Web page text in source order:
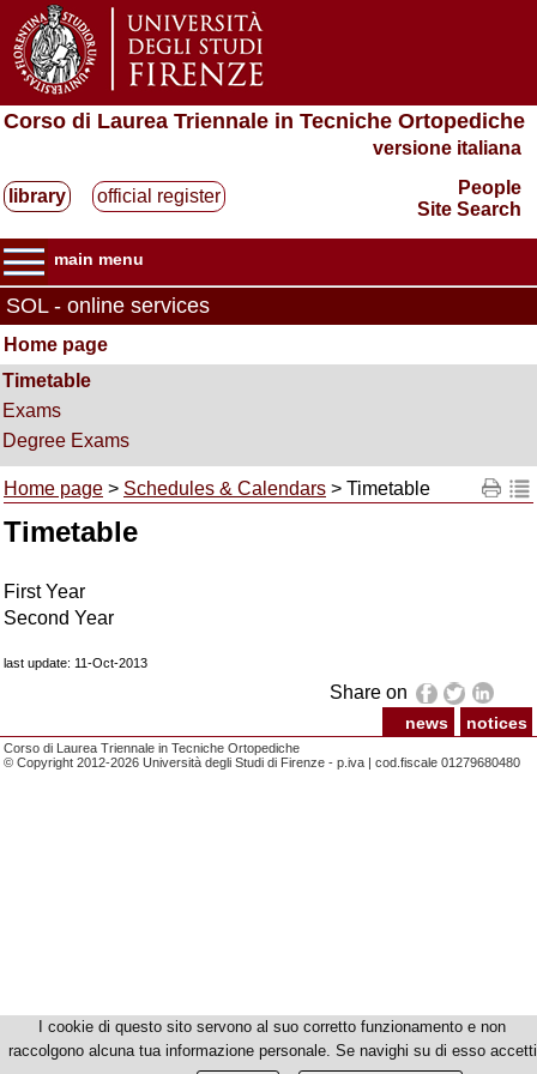
Corso di Laurea Triennale in Tecniche Ortopediche
versione italiana
library official register
People
Site Search
main menu
SOL - online services
Home page
Timetable
Exams
Degree Exams
Home page > Schedules & Calendars > Timetable
Timetable
First Year
Second Year
last update: 11-Oct-2013
Share on
news notices
Corso di Laurea Triennale in Tecniche Ortopediche
© Copyright 2012-2026 Università degli Studi di Firenze - p.iva | cod.fiscale 01279680480
I cookie di questo sito servono al suo corretto funzionamento e non
raccolgono alcuna tua informazione personale. Se navighi su di esso accetti